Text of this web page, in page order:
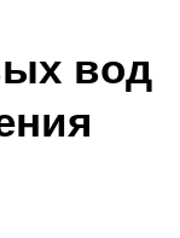
вод